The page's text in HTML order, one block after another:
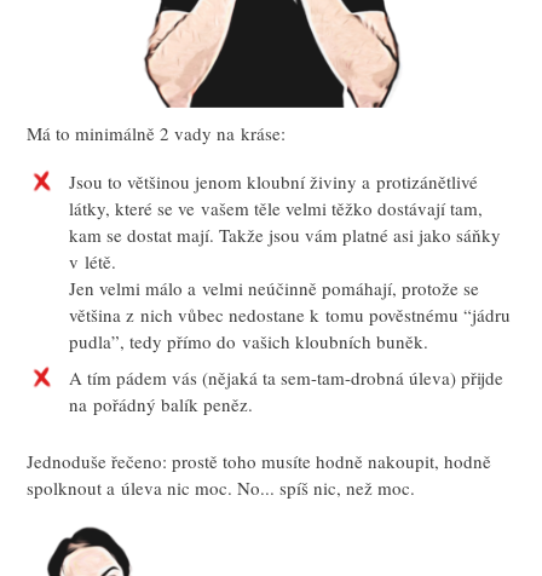
Má to minimálně 2 vady na kráse:
Jsou to většinou jenom kloubní živiny a protizánětlivé
látky, které se ve vašem těle velmi těžko dostávají tam,
kam se dostat mají. Takže jsou vám platné asi jako sáňky
v létě.
Jen velmi málo a velmi neúčinně pomáhají, protože se
většina z nich vůbec nedostane k tomu pověstnému “jádru
pudla”, tedy přímo do vašich kloubních buněk.
A tím pádem vás (nějaká ta sem-tam-drobná úleva) přijde
na pořádný balík peněz.
Jednoduše řečeno: prostě toho musíte hodně nakoupit, hodně
spolknout a úleva nic moc. No... spíš nic, než moc.